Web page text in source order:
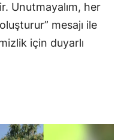
Batman
Şırnak
Yalova
Unutmayalım, her
mesajı ile
için duyarlı